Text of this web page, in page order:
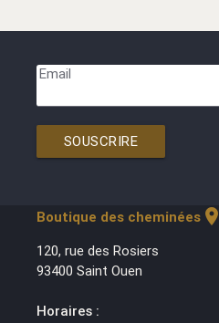
Email
SOUSCRIRE
Boutique des cheminéeslocation_on
120, rue des Rosiers
93400 Saint Ouen
Horaires :